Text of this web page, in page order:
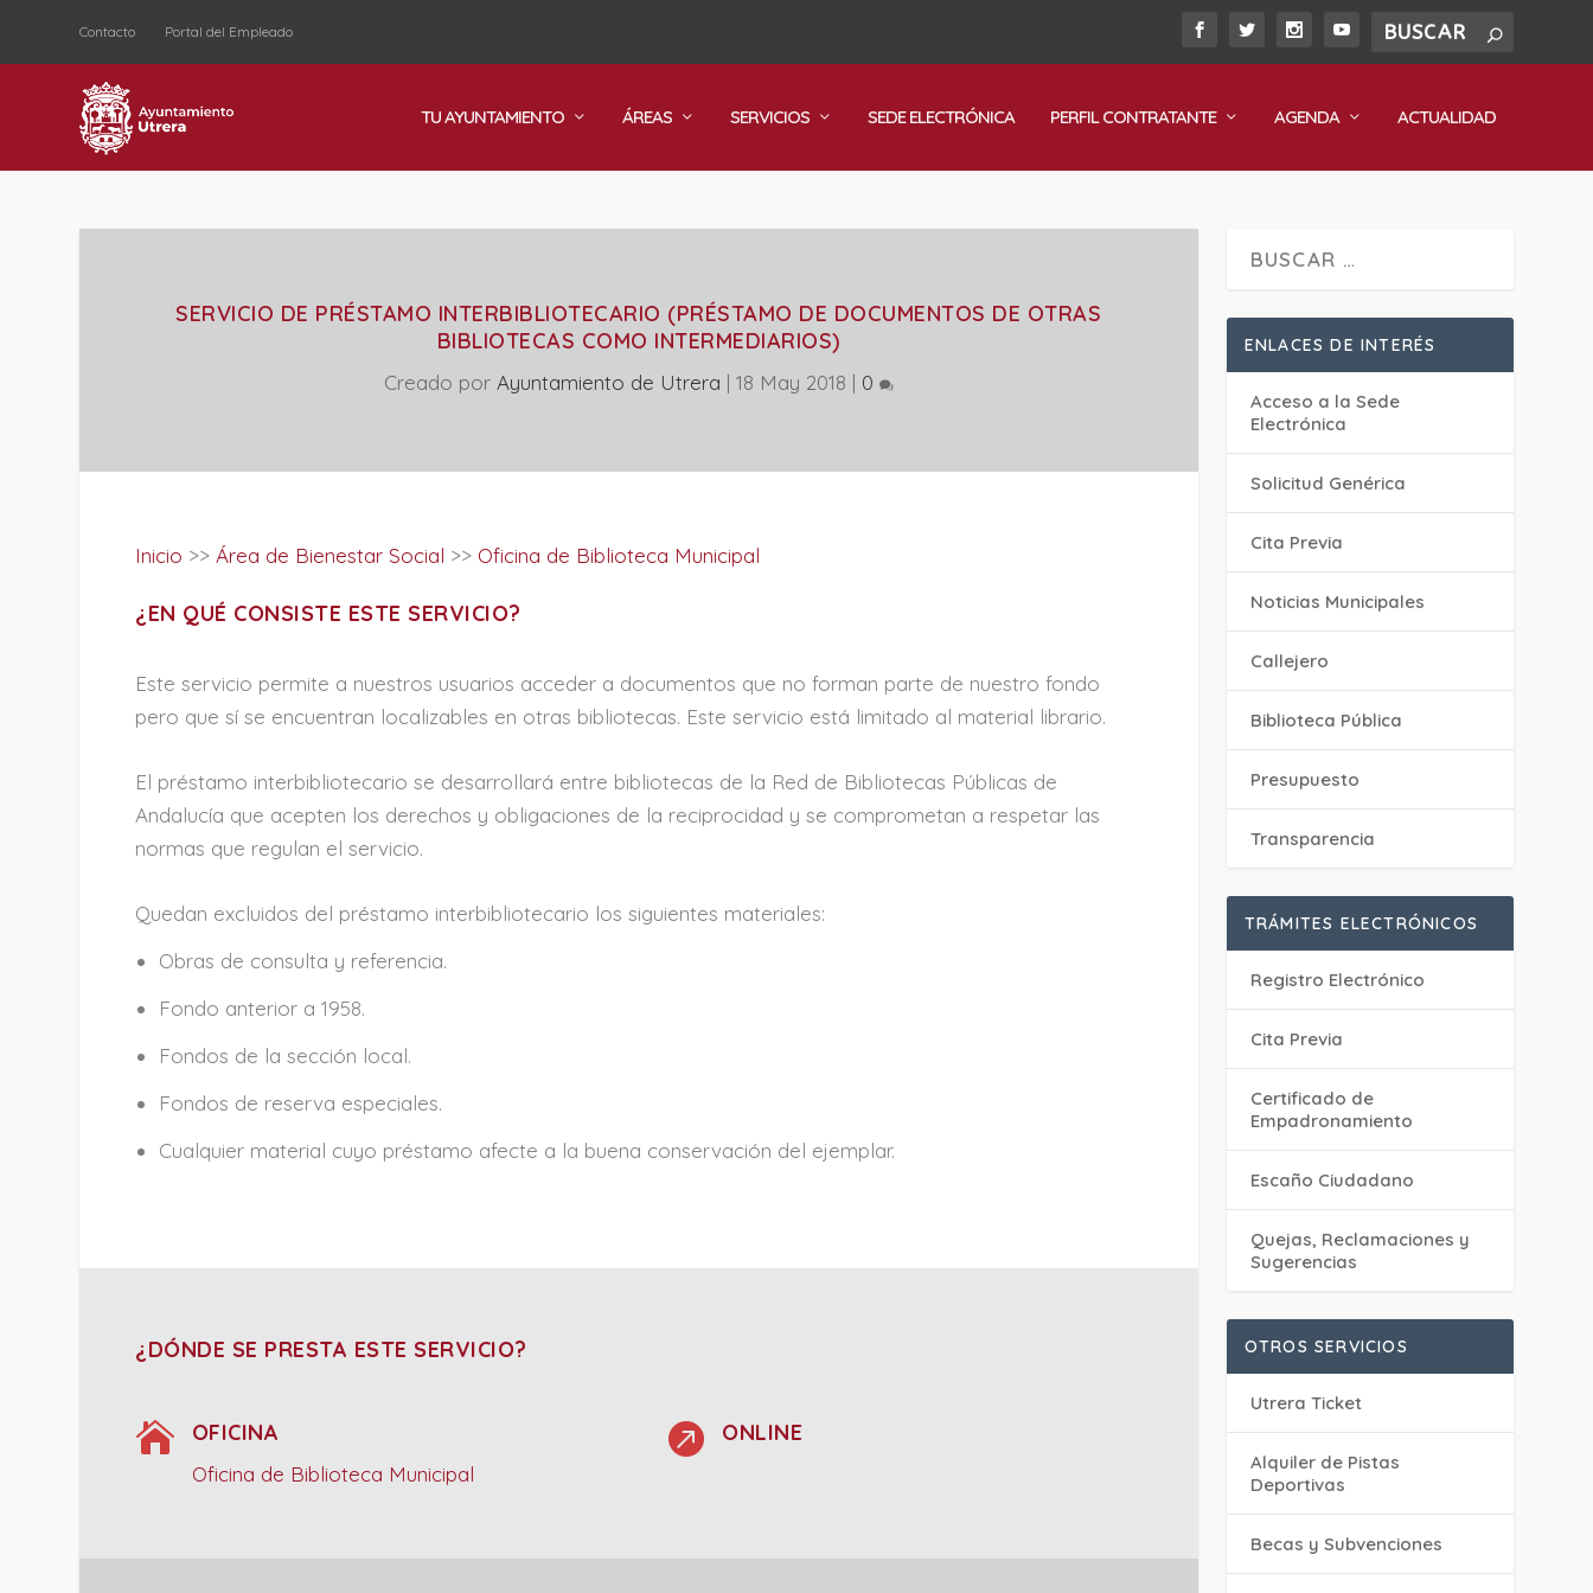
Contacto Portal del Empleado
TU AYUNTAMIENTO ÁREAS SERVICIOS SEDE ELECTRÓNICA PERFIL CONTRATANTE AGENDA ACTUALIDAD
SERVICIO DE PRÉSTAMO INTERBIBLIOTECARIO (PRÉSTAMO DE DOCUMENTOS DE OTRAS
BIBLIOTECAS COMO INTERMEDIARIOS)
Creado por Ayuntamiento de Utrera | 18 May 2018 | 0
Inicio >>Área de Bienestar Social >> Oficina de Biblioteca Municipal
¿EN QUÉ CONSISTE ESTE SERVICIO?
Este servicio permite a nuestros usuarios acceder a documentos que no forman parte de nuestro fondo
pero que sí se encuentran localizables en otras bibliotecas. Este servicio está limitado al material librario.
El préstamo interbibliotecario se desarrollará entre bibliotecas de la Red de Bibliotecas Públicas de
Andalucía que acepten los derechos y obligaciones de la reciprocidad y se comprometan a respetar las
normas que regulan el servicio.
Quedan excluidos del préstamo interbibliotecario los siguientes materiales:
Obras de consulta y referencia.
Fondo anterior a 1958.
Fondos de la sección local.
Fondos de reserva especiales.
Cualquier material cuyo préstamo afecte a la buena conservación del ejemplar.
¿DÓNDE SE PRESTA ESTE SERVICIO?
 OFICINA
Oficina de Biblioteca Municipal
 ONLINE
ENLACES DE INTERÉS
Acceso a la Sede
Electrónica
Solicitud Genérica
Cita Previa
‎Noticias Municipales
Callejero
Biblioteca Pública
Presupuesto
Transparencia
TRÁMITES ELECTRÓNICOS
Registro Electrónico
Cita Previa
Certificado de
Empadronamiento
Escaño Ciudadano
Quejas, Reclamaciones y
Sugerencias
OTROS SERVICIOS
Utrera Ticket
Alquiler de Pistas
Deportivas
Becas y Subvenciones